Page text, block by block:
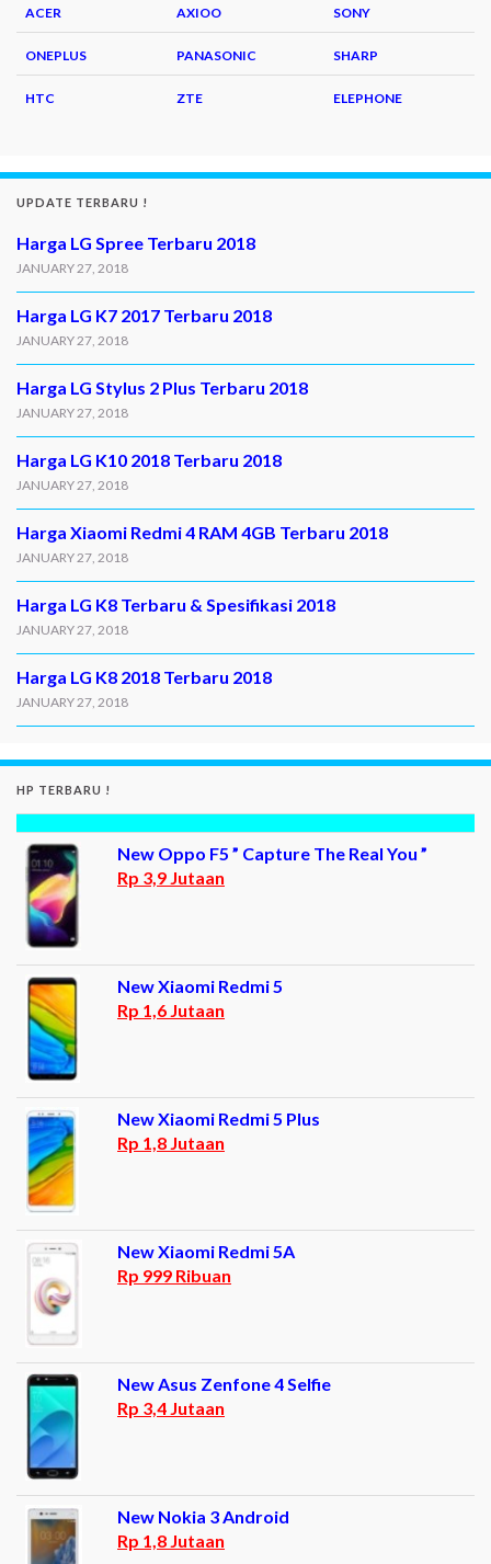
ACER AXIOO SONY
ONEPLUS PANASONIC SHARP
HTC ZTE ELEPHONE
UPDATE TERBARU !
Harga LG Spree Terbaru 2018
JANUARY 27, 2018
Harga LG K7 2017 Terbaru 2018
JANUARY 27, 2018
Harga LG Stylus 2 Plus Terbaru 2018
JANUARY 27, 2018
Harga LG K10 2018 Terbaru 2018
JANUARY 27, 2018
Harga Xiaomi Redmi 4 RAM 4GB Terbaru 2018
JANUARY 27, 2018
Harga LG K8 Terbaru & Spesifikasi 2018
JANUARY 27, 2018
Harga LG K8 2018 Terbaru 2018
JANUARY 27, 2018
HP TERBARU !
New Oppo F5 ” Capture The Real You ”
Rp 3,9 Jutaan
New Xiaomi Redmi 5
Rp 1,6 Jutaan
New Xiaomi Redmi 5 Plus
Rp 1,8 Jutaan
New Xiaomi Redmi 5A
Rp 999 Ribuan
New Asus Zenfone 4 Selfie
Rp 3,4 Jutaan
New Nokia 3 Android
Rp 1,8 Jutaan